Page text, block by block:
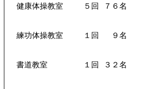
健康体操教室 ５回 ７６名
練功体操教室 １回 ９名
書道教室 １回 ３２名